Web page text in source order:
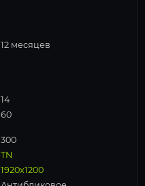
12 месяцев
14
60
300
TN
1920x1200